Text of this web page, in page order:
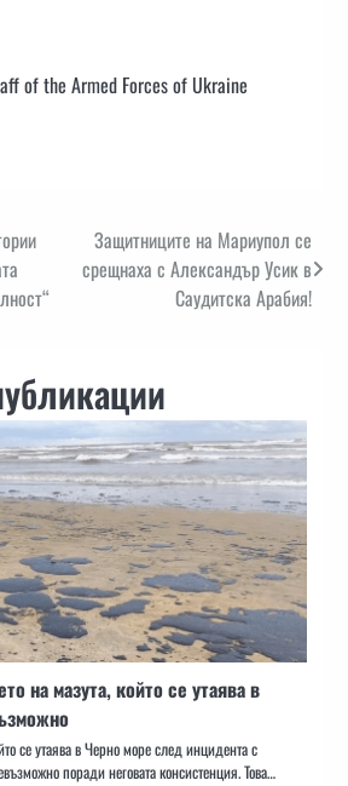
of the Armed Forces of Ukraine
Защитниците на Мариупол се
срещнаха с Александър Усик в
Саудитска Арабия!
на мазута, който се утаява в
се утаява в Черно море след инцидента с
поради неговата консистенция. Това…